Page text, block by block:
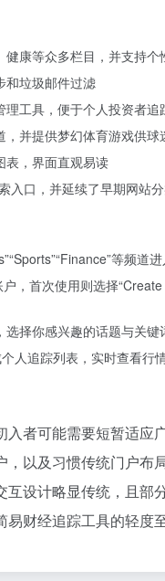
健康等众多栏目，并支持个
和垃圾邮件过滤
理工具，便于个人投资者追
，并提供梦幻体育游戏供球
表，界面直观易读
入口，并延续了早期网站
等频道进
，首次使用则选择
择你感兴趣的话题与关键
人追踪列表，实时查看行
者可能需要短暂适应
以及习惯传统门户布
设计略显传统，且部
财经追踪工具的轻度